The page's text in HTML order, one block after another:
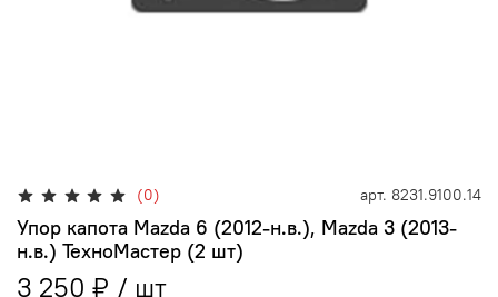
(0) арт. 8231.9100.14
Упор капота Mazda 6 (2012-н.в.), Mazda 3 (2013-
н.в.) ТехноМастер (2 шт)
3 250 ₽